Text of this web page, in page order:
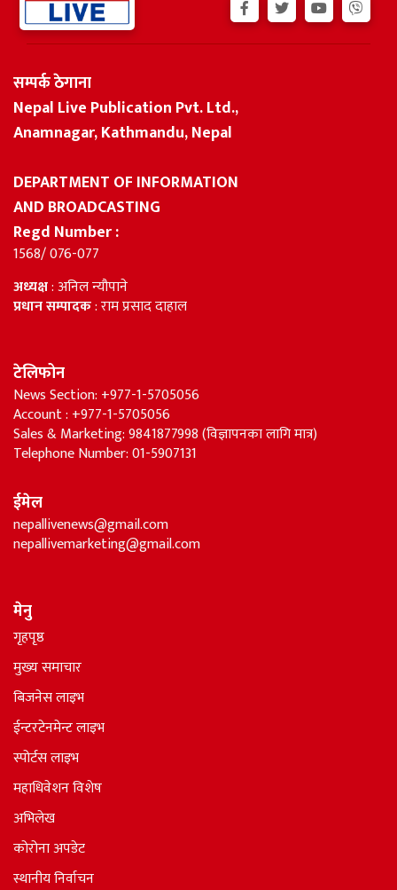
सम्पर्क ठेगाना
Nepal Live Publication Pvt. Ltd.,
Anamnagar, Kathmandu, Nepal
DEPARTMENT OF INFORMATION
AND BROADCASTING
Regd Number :
1568/ 076-077
अध्यक्ष: अनिल न्यौपाने
प्रधान सम्पादक: राम प्रसाद दाहाल
टेलिफोन
News Section: +977-1-5705056
Account : +977-1-5705056
Sales & Marketing: 9841877998 (विज्ञापनका लागि मात्र)
Telephone Number: 01-5907131
ईमेल
nepallivenews@gmail.com
nepallivemarketing@gmail.com
मेनु
गृहपृष्ठ
मुख्य समाचार
बिजनेस लाइभ
ईन्टरटेनमेन्ट लाइभ
स्पोर्टस लाइभ
महाधिवेशन विशेष
अभिलेख
कोरोना अपडेट
स्थानीय निर्वाचन